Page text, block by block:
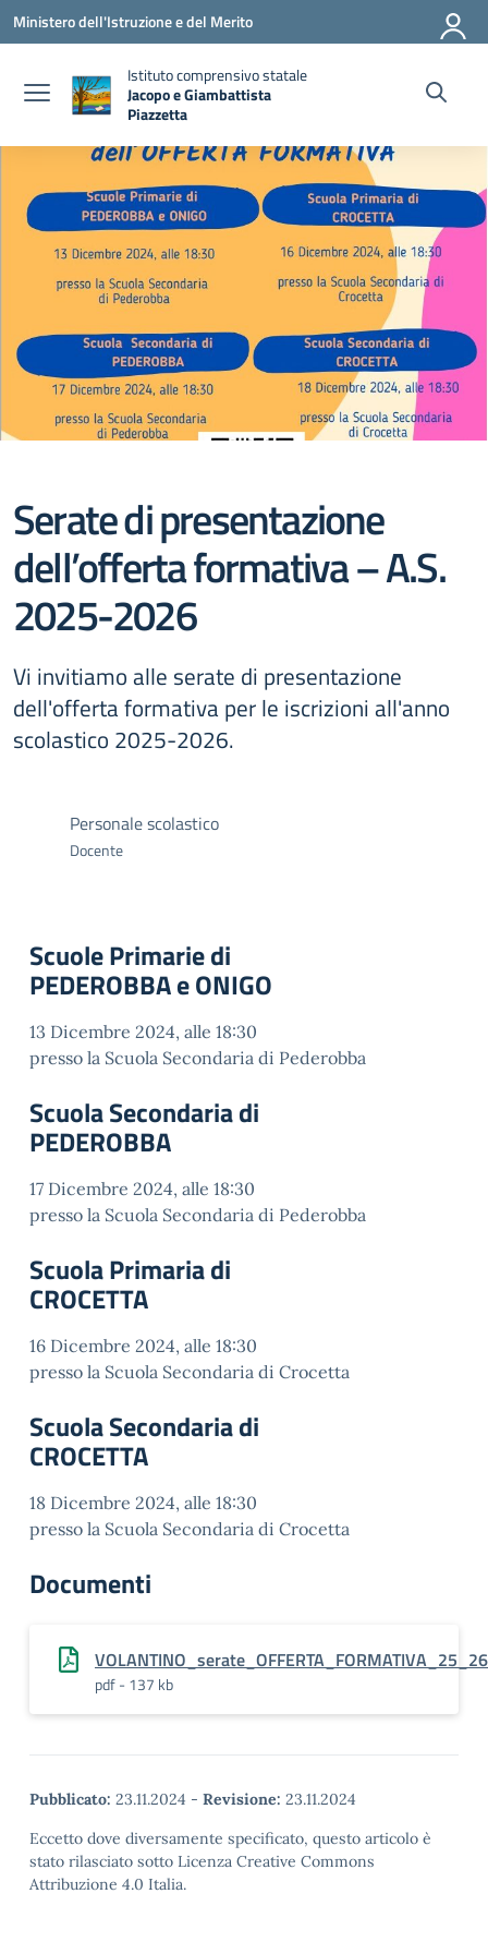
Vai ai contenuti
Vai al menu di navigazione
Vai al footer
Ministero dell'Istruzione e del Merito
Istituto comprensivo statale
Jacopo e Giambattista
Piazzetta
Serate di presentazione
dell’offerta formativa – A.S.
2025-2026
Vi invitiamo alle serate di presentazione
dell'offerta formativa per le iscrizioni all'anno
scolastico 2025-2026.
Personale scolastico
Docente
Scuole Primarie di
PEDEROBBA e ONIGO
13 Dicembre 2024, alle 18:30
presso la Scuola Secondaria di Pederobba
Scuola Secondaria di
PEDEROBBA
17 Dicembre 2024, alle 18:30
presso la Scuola Secondaria di Pederobba
Scuola Primaria di
CROCETTA
16 Dicembre 2024, alle 18:30
presso la Scuola Secondaria di Crocetta
Scuola Secondaria di
CROCETTA
18 Dicembre 2024, alle 18:30
presso la Scuola Secondaria di Crocetta
Documenti
VOLANTINO_serate_OFFERTA_FORMATIVA_25_26
pdf - 137 kb
Pubblicato: 23.11.2024 - Revisione: 23.11.2024
Eccetto dove diversamente specificato, questo articolo è
stato rilasciato sotto Licenza Creative Commons
Attribuzione 4.0 Italia.